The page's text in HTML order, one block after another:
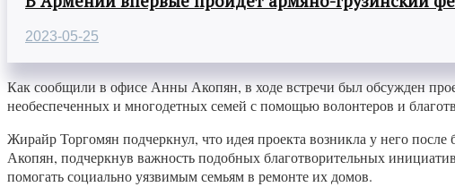
2023-05-25
Как сообщили в офисе Анны Акопян, в ходе встречи был обсужден
необеспеченных и многодетных семей с помощью волонтеров и
Жирайр Торгомян подчеркнул, что идея проекта возникла у него
Акопян, подчеркнув важность подобных благотворительных
помогать социально уязвимым семьям в ремонте их домов.